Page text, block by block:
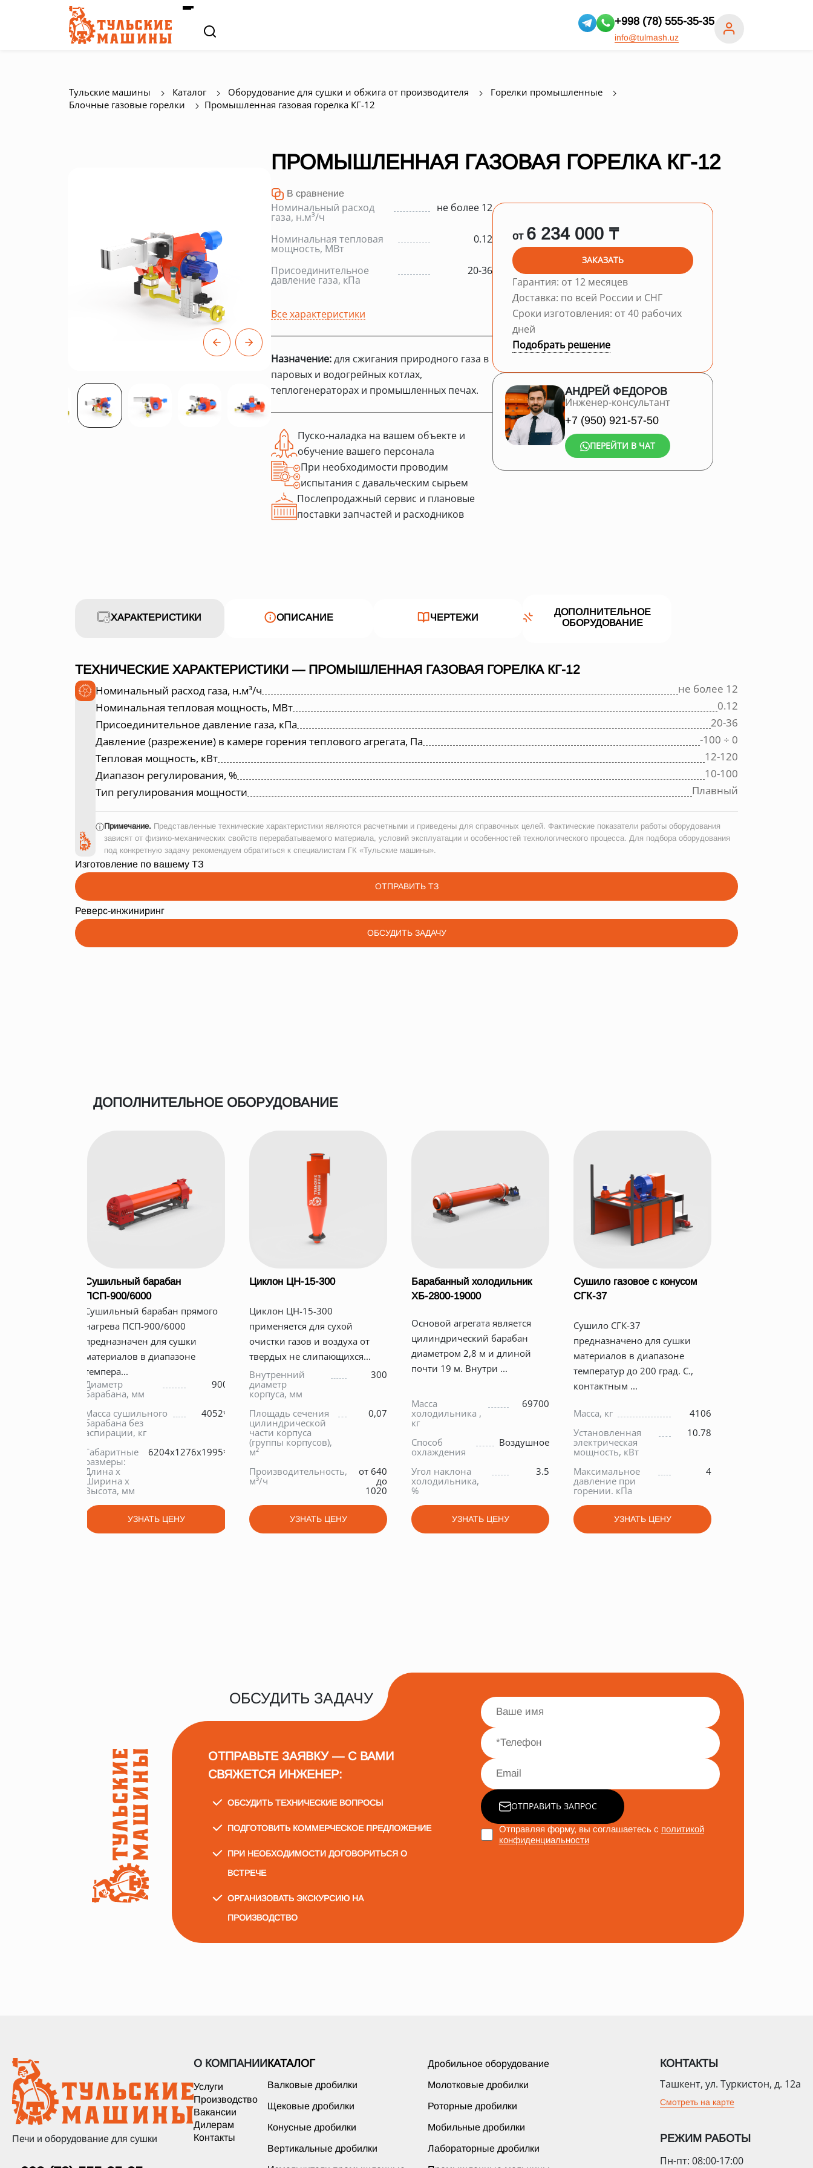
+998 (78) 555-35-35
info@tulmash.uz
Тульские машины Каталог Оборудование для сушки и обжига от производителя
Горелки промышленные
Блочные газовые горелки
Промышленная газовая горелка КГ-12
ПРОМЫШЛЕННАЯ ГАЗОВАЯ ГОРЕЛКА КГ-12
В сравнение
Номинальный расход
газа, н.м³/ч
не более 12
Номинальная тепловая
мощность, МВт
0.12
Присоединительное
давление газа, кПа
20-36
Все характеристики
Назначение:для сжигания природного газа в
паровых и водогрейных котлах,
теплогенераторах и промышленных печах.
Пуско-наладка на вашем объекте и
обучение вашего персонала
При необходимости проводим
испытания с давальческим сырьем
Послепродажный сервис и плановые
поставки запчастей и расходников
от 6 234 000 ₸
ЗАКАЗАТЬ
Гарантия: от 12 месяцев
Доставка: по всей России и СНГ
Сроки изготовления: от 40 рабочих
дней
Подобрать решение
АНДРЕЙ ФЕДОРОВ
Инженер-консультант
+7 (950) 921-57-50
ПЕРЕЙТИ В ЧАТ
ХАРАКТЕРИСТИКИ ОПИСАНИЕ ЧЕРТЕЖИ
ДОПОЛНИТЕЛЬНОЕ
ОБОРУДОВАНИЕ
ТЕХНИЧЕСКИЕ ХАРАКТЕРИСТИКИ — ПРОМЫШЛЕННАЯ ГАЗОВАЯ ГОРЕЛКА КГ-12
Номинальный расход газа, н.м³/ч
не более 12
Номинальная тепловая мощность, МВт
0.12
Присоединительное давление газа, кПа
20-36
Давление (разрежение) в камере горения теплового агрегата, Па
-100 ÷ 0
Тепловая мощность, кВт
12-120
Диапазон регулирования, %
10-100
Тип регулирования мощности
Плавный
ⓘПримечание. Представленные технические характеристики являются расчетными и приведены для справочных целей. Фактические показатели работы оборудования
зависят от физико-механических свойств перерабатываемого материала, условий эксплуатации и особенностей технологического процесса. Для подбора оборудования
под конкретную задачу рекомендуем обратиться к специалистам ГК «Тульские машины».
Изготовление по вашему ТЗ
ОТПРАВИТЬ ТЗ
Реверс-инжиниринг
ОБСУДИТЬ ЗАДАЧУ
ДОПОЛНИТЕЛЬНОЕ ОБОРУДОВАНИЕ
Сушильный барабан
ПСП-900/6000
Сушильный барабан прямого
нагрева ПСП-900/6000
предназначен для сушки
материалов в диапазоне
темпера...
Диаметр
барабана, мм
900
Масса сушильного
барабана без
аспирации, кг
4052*
Габаритные
размеры:
Длина х
Ширина х
Высота, мм
6204х1276х1995*
УЗНАТЬ ЦЕНУ
Циклон ЦН-15-300
Циклон ЦН-15-300
применяется для сухой
очистки газов и воздуха от
твердых не слипающихся...
Внутренний
диаметр
корпуса, мм
300
Площадь сечения
цилиндрической
части корпуса
(группы корпусов),
м²
0,07
Производительность,
м³/ч
от 640
до
1020
УЗНАТЬ ЦЕНУ
Барабанный холодильник
ХБ-2800-19000
Основой агрегата является
цилиндрический барабан
диаметром 2,8 м и длиной
почти 19 м. Внутри ...
Масса
холодильника ,
кг
69700
Способ
охлаждения
Воздушное
Угол наклона
холодильника,
%
3.5
УЗНАТЬ ЦЕНУ
Сушило газовое с конусом
СГК-37
Сушило СГК-37
предназначено для сушки
материалов в диапазоне
температур до 200 град. С.,
контактным ...
Масса, кг
4106
Установленная
электрическая
мощность, кВт
10.78
Максимальное
давление при
горении. кПа
4
УЗНАТЬ ЦЕНУ
ОБСУДИТЬ ЗАДАЧУ
ОТПРАВЬТЕ ЗАЯВКУ — С ВАМИ
СВЯЖЕТСЯ ИНЖЕНЕР:
ОБСУДИТЬ ТЕХНИЧЕСКИЕ ВОПРОСЫ
ПОДГОТОВИТЬ КОММЕРЧЕСКОЕ ПРЕДЛОЖЕНИЕ
ПРИ НЕОБХОДИМОСТИ ДОГОВОРИТЬСЯ О
ВСТРЕЧЕ
ОРГАНИЗОВАТЬ ЭКСКУРСИЮ НА
ПРОИЗВОДСТВО
ОТПРАВИТЬ ЗАПРОС
Отправляя форму, вы соглашаетесь с политикой
конфиденциальности
Печи и оборудование для сушки
О КОМПАНИИ
Услуги
Производство
Вакансии
Дилерам
Контакты
КАТАЛОГ Дробильное оборудование
Валковые дробилки Молотковые дробилки
Щековые дробилки Роторные дробилки
Конусные дробилки Мобильные дробилки
Вертикальные дробилки Лабораторные дробилки
КОНТАКТЫ
Ташкент, ул. Туркистон, д. 12а
Смотреть на карте
РЕЖИМ РАБОТЫ
Пн-пт: 08:00-17:00